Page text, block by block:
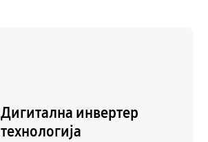
Дигитална инвертер
технологија